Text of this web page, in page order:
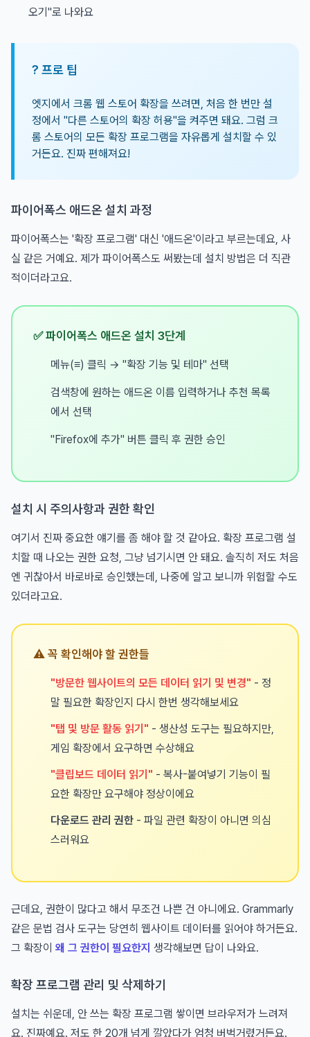
오기"로 나와요
? 프로 팁
엣지에서 크롬 웹 스토어 확장을 쓰려면, 처음 한 번만 설
정에서 "다른 스토어의 확장 허용"을 켜주면 돼요. 그럼 크
롬 스토어의 모든 확장 프로그램을 자유롭게 설치할 수 있
거든요. 진짜 편해져요!
파이어폭스 애드온 설치 과정
파이어폭스는 '확장 프로그램' 대신 '애드온'이라고 부르는데요, 사
실 같은 거예요. 제가 파이어폭스도 써봤는데 설치 방법은 더 직관
적이더라고요.
✅ 파이어폭스 애드온 설치 3단계
메뉴(≡) 클릭 → "확장 기능 및 테마" 선택
검색창에 원하는 애드온 이름 입력하거나 추천 목록
에서 선택
"Firefox에 추가" 버튼 클릭 후 권한 승인
설치 시 주의사항과 권한 확인
여기서 진짜 중요한 얘기를 좀 해야 할 것 같아요. 확장 프로그램 설
치할 때 나오는 권한 요청, 그냥 넘기시면 안 돼요. 솔직히 저도 처음
엔 귀찮아서 바로바로 승인했는데, 나중에 알고 보니까 위험할 수도
있더라고요.
⚠️ 꼭 확인해야 할 권한들
"방문한 웹사이트의 모든 데이터 읽기 및 변경" - 정
말 필요한 확장인지 다시 한번 생각해보세요
"탭 및 방문 활동 읽기" - 생산성 도구는 필요하지만,
게임 확장에서 요구하면 수상해요
"클립보드 데이터 읽기" - 복사-붙여넣기 기능이 필
요한 확장만 요구해야 정상이에요
다운로드 관리 권한 - 파일 관련 확장이 아니면 의심
스러워요
근데요, 권한이 많다고 해서 무조건 나쁜 건 아니에요. Grammarly
같은 문법 검사 도구는 당연히 웹사이트 데이터를 읽어야 하거든요.
그 확장이 왜 그 권한이 필요한지 생각해보면 답이 나와요.
확장 프로그램 관리 및 삭제하기
설치는 쉬운데, 안 쓰는 확장 프로그램 쌓이면 브라우저가 느려져
요. 진짜예요. 저도 한 20개 넘게 깔았다가 엄청 버벅거렸거든요.